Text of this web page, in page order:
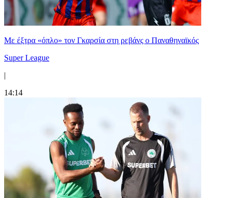
Mε έξτρα «όπλο» τον Γκαρσία στη ρεβάνς ο Παναθηναϊκός
Super League
|
14:14